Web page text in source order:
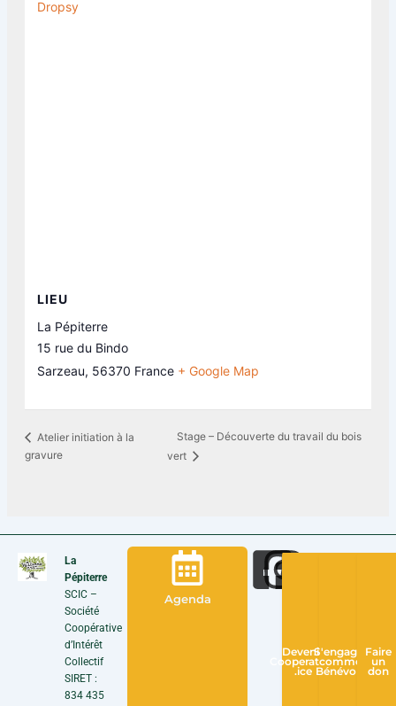
Dropsy
LIEU
La Pépiterre
15 rue du Bindo
Sarzeau, 56370 France + Google Map
Atelier initiation à la
gravure
Stage – Découverte du travail du bois
vert
La
Pépiterre
SCIC –
Société
Coopérative
d’Intérêt
Collectif
SIRET :
834 435
Agenda
Devenir
Cooperateur
.ice
S'engager
comme
Bénévole
Faire
un
don